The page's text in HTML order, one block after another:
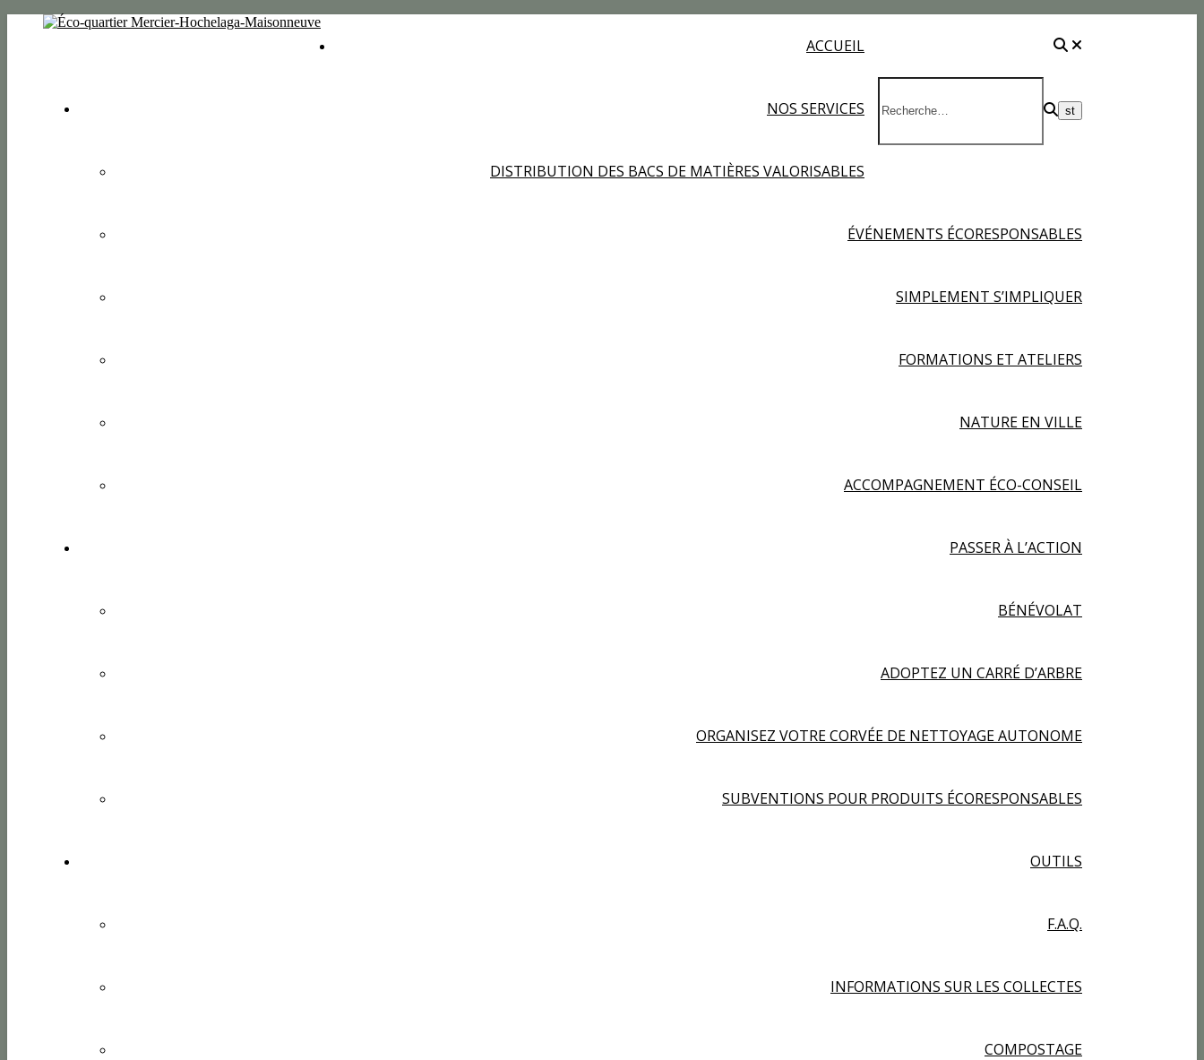
ACCUEIL
NOS SERVICES
DISTRIBUTION DES BACS DE MATIÈRES VALORISABLES
ÉVÉNEMENTS ÉCORESPONSABLES
SIMPLEMENT S’IMPLIQUER
FORMATIONS ET ATELIERS
NATURE EN VILLE
ACCOMPAGNEMENT ÉCO-CONSEIL
PASSER À L’ACTION
BÉNÉVOLAT
ADOPTEZ UN CARRÉ D’ARBRE
ORGANISEZ VOTRE CORVÉE DE NETTOYAGE AUTONOME
SUBVENTIONS POUR PRODUITS ÉCORESPONSABLES
OUTILS
F.A.Q.
INFORMATIONS SUR LES COLLECTES
COMPOSTAGE